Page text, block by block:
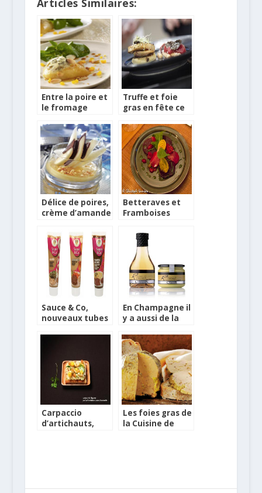
Articles Similaires:
Entre la poire et
le fromage
Truffe et foie
gras en fête ce
Sarlat
Délice de poires,
crème d’amande
Betteraves et
Framboises
l’Estragon
Sauce & Co,
nouveaux tubes
En Champagne il
y a aussi de la
vinaigre
Carpaccio
d’artichauts,
coriandre, dés
Les foies gras de
la Cuisine de